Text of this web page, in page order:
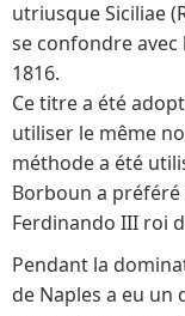
utriusque Siciliae
se confondre avec
1816.
Ce titre a été
utiliser le même
méthode a été
Borboun a
Ferdinando III roi
Pendant la
de Naples a eu